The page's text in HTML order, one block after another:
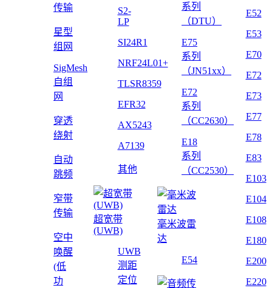
传输
星型
组网
SigMesh
自组
网
穿透
绕射
自动
跳频
窄带
传输
空中
唤醒
(低
功
S2-
LP
SI24R1
NRF24L01+
TLSR8359
EFR32
AX5243
A7139
其他
超宽带
(UWB)
UWB
测距
定位
系列
（DTU）
E75
系列
（JN51xx）
E72
系列
（CC2630）
E18
系列
（CC2530）
毫米波雷
达
E54
E52
E53
E70
E72
E73
E77
E78
E83
E103
E104
E108
E180
E200
E220